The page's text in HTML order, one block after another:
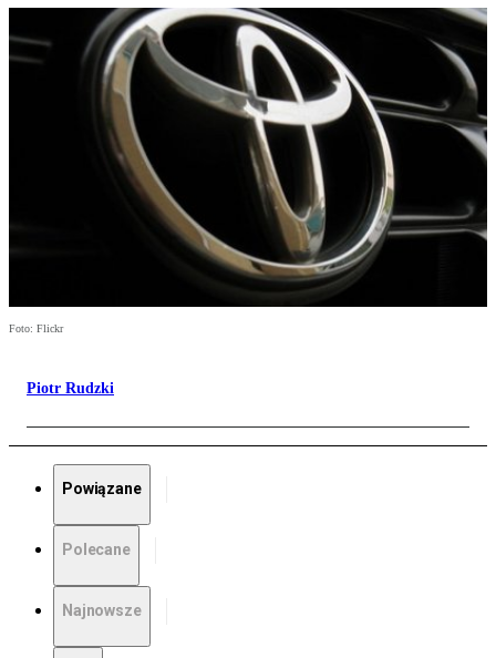
Foto: Flickr
Piotr Rudzki
Powiązane
Polecane
Najnowsze